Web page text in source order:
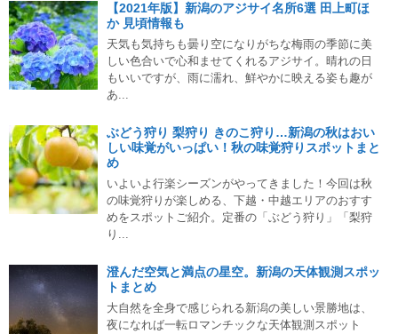
【2021年版】新潟のアジサイ名所6選 田上町ほ
か 見頃情報も
天気も気持ちも曇り空になりがちな梅雨の季節に美
しい色合いで心和ませてくれるアジサイ。晴れの日
もいいですが、雨に濡れ、鮮やかに映える姿も趣が
あ...
ぶどう狩り 梨狩り きのこ狩り…新潟の秋はおい
しい味覚がいっぱい！秋の味覚狩りスポットまと
め
いよいよ行楽シーズンがやってきました！今回は秋
の味覚狩りが楽しめる、下越・中越エリアのおすす
めをスポットご紹介。定番の「ぶどう狩り」「梨狩
り...
澄んだ空気と満点の星空。新潟の天体観測スポッ
トまとめ
大自然を全身で感じられる新潟の美しい景勝地は、
夜になれば一転ロマンチックな天体観測スポット